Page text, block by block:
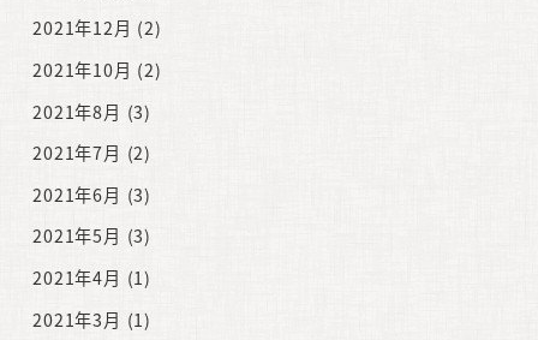
2021年12月 (2)
2021年10月 (2)
2021年8月 (3)
2021年7月 (2)
2021年6月 (3)
2021年5月 (3)
2021年4月 (1)
2021年3月 (1)